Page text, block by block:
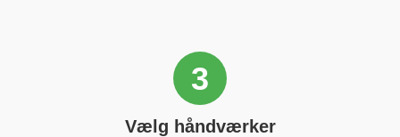
3
Vælg håndværker